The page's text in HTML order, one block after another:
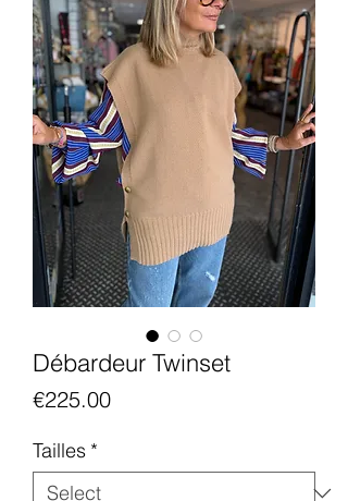
Débardeur Twinset
€225.00Price
Tailles *